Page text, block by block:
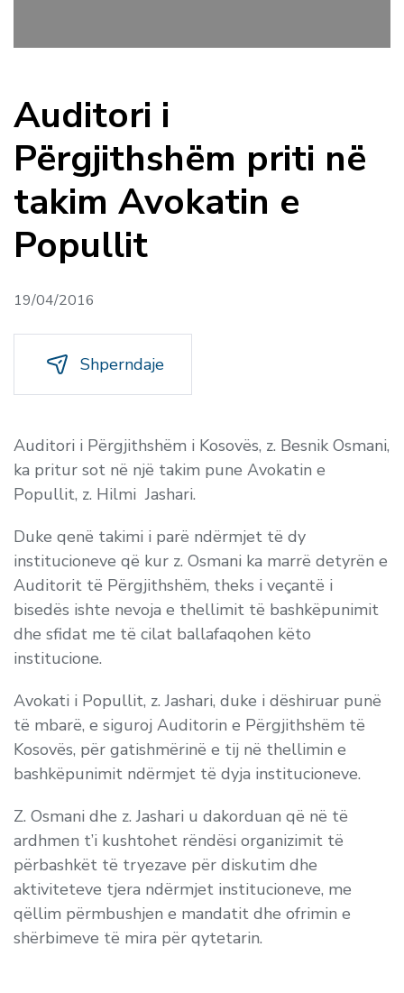
Auditori i
Përgjithshëm priti në
takim Avokatin e
Popullit
19/04/2016
Shperndaje
Auditori i Përgjithshëm i Kosovës, z. Besnik Osmani,
ka pritur sot në një takim pune Avokatin e
Popullit, z. Hilmi Jashari.
Duke qenë takimi i parë ndërmjet të dy
institucioneve që kur z. Osmani ka marrë detyrën e
Auditorit të Përgjithshëm, theks i veçantë i
bisedës ishte nevoja e thellimit të bashkëpunimit
dhe sfidat me të cilat ballafaqohen këto
institucione.
Avokati i Popullit, z. Jashari, duke i dëshiruar punë
të mbarë, e siguroj Auditorin e Përgjithshëm të
Kosovës, për gatishmërinë e tij në thellimin e
bashkëpunimit ndërmjet të dyja institucioneve.
Z. Osmani dhe z. Jashari u dakorduan që në të
ardhmen t’i kushtohet rëndësi organizimit të
përbashkët të tryezave për diskutim dhe
aktiviteteve tjera ndërmjet institucioneve, me
qëllim përmbushjen e mandatit dhe ofrimin e
shërbimeve të mira për qytetarin.